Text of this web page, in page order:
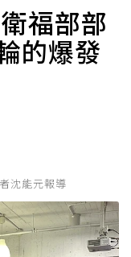
福部部
的爆發
沈能元報導